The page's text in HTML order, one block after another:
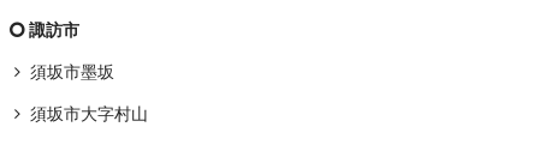
諏訪市
須坂市墨坂
須坂市大字村山